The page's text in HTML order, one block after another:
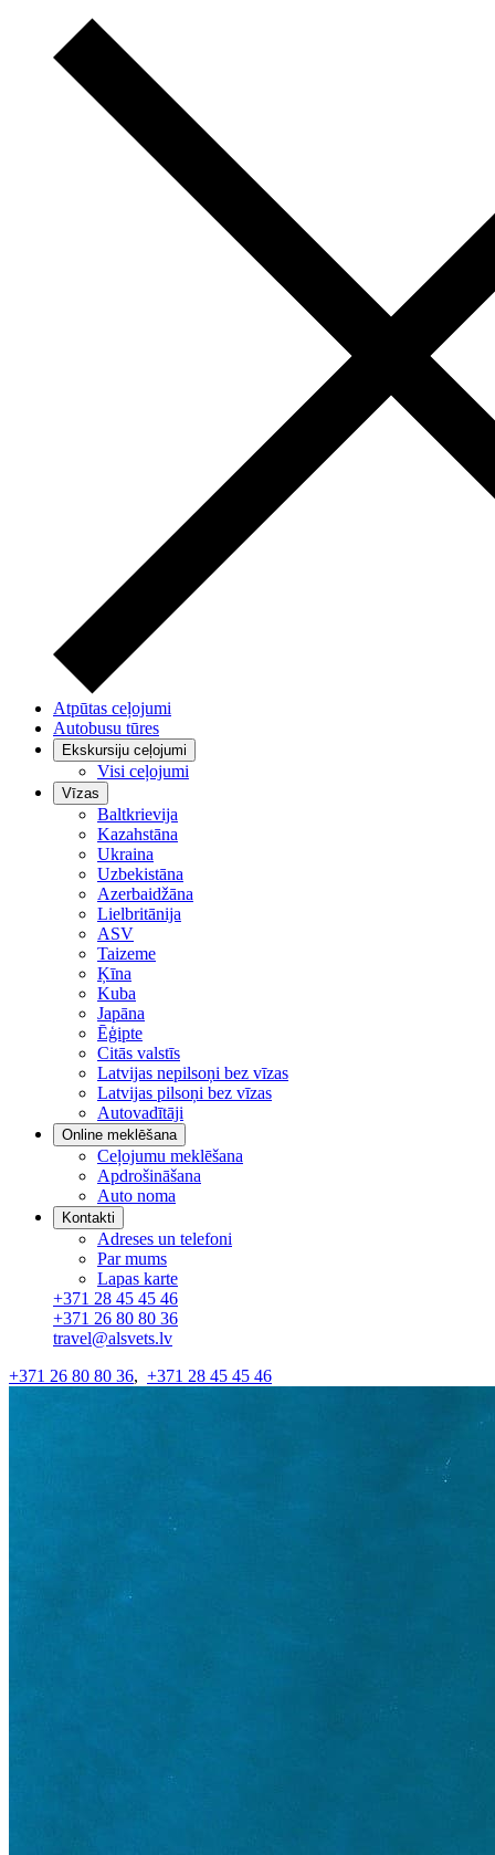
Atpūtas ceļojumi
Autobusu tūres
Ekskursiju ceļojumi
Visi ceļojumi
Vīzas
Baltkrievija
Kazahstāna
Ukraina
Uzbekistāna
Azerbaidžāna
Lielbritānija
ASV
Taizeme
Ķīna
Kuba
Japāna
Ēģipte
Citās valstīs
Latvijas nepilsoņi bez vīzas
Latvijas pilsoņi bez vīzas
Autovadītāji
Online meklēšana
Ceļojumu meklēšana
Apdrošināšana
Auto noma
Kontakti
Adreses un telefoni
Par mums
Lapas karte
+371 28 45 45 46
+371 26 80 80 36
travel@alsvets.lv
+371 26 80 80 36, +371 28 45 45 46